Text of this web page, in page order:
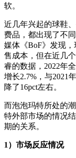
软。
近几年兴起的球鞋
费品，都出现了不
媒体《BoF》发现
售成本，但在近几
睿的数据，2022年
增长2.7%，与2021
降了16pct左右。
而泡泡玛特所处的
特外部市场的情况
期的关系。
1）市场反应情况